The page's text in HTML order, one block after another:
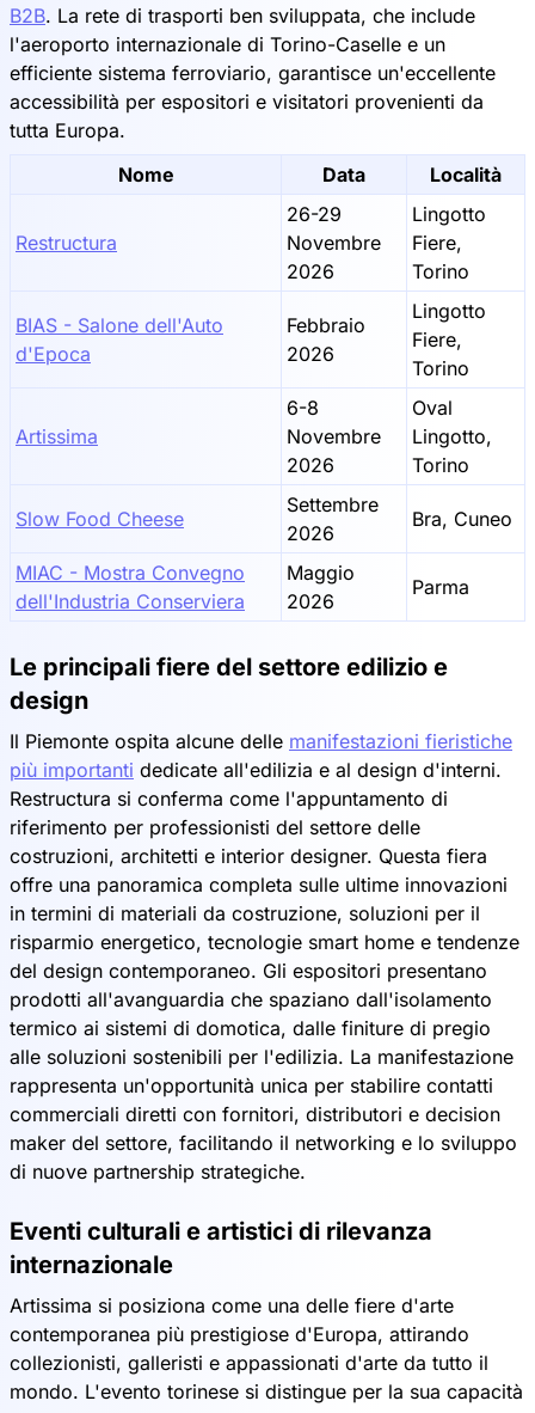
B2B. La rete di trasporti ben sviluppata, che include
l'aeroporto internazionale di Torino-Caselle e un
efficiente sistema ferroviario, garantisce un'eccellente
accessibilità per espositori e visitatori provenienti da
tutta Europa.
Nome
Data Località
Restructura
26-29
Novembre
2026
Lingotto
Fiere,
Torino
BIAS - Salone dell'Auto
d'Epoca
Febbraio
2026
Lingotto
Fiere,
Torino
Artissima
6-8
Novembre
2026
Oval
Lingotto,
Torino
Slow Food Cheese
Settembre
2026
Bra, Cuneo
MIAC - Mostra Convegno
dell'Industria Conserviera
Maggio
2026
Parma
Le principali fiere del settore edilizio e
design
Il Piemonte ospita alcune delle manifestazioni fieristiche
più importanti dedicate all'edilizia e al design d'interni.
Restructura si conferma come l'appuntamento di
riferimento per professionisti del settore delle
costruzioni, architetti e interior designer. Questa fiera
offre una panoramica completa sulle ultime innovazioni
in termini di materiali da costruzione, soluzioni per il
risparmio energetico, tecnologie smart home e tendenze
del design contemporaneo. Gli espositori presentano
prodotti all'avanguardia che spaziano dall'isolamento
termico ai sistemi di domotica, dalle finiture di pregio
alle soluzioni sostenibili per l'edilizia. La manifestazione
rappresenta un'opportunità unica per stabilire contatti
commerciali diretti con fornitori, distributori e decision
maker del settore, facilitando il networking e lo sviluppo
di nuove partnership strategiche.
Eventi culturali e artistici di rilevanza
internazionale
Artissima si posiziona come una delle fiere d'arte
contemporanea più prestigiose d'Europa, attirando
collezionisti, galleristi e appassionati d'arte da tutto il
mondo. L'evento torinese si distingue per la sua capacità